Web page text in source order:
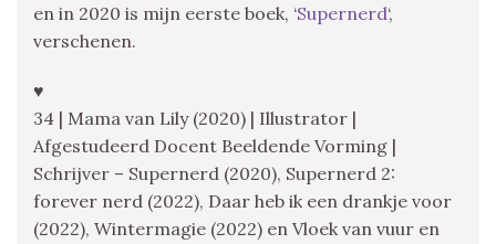
en in 2020 is mijn eerste boek, ‘Supernerd‘,
verschenen.
♥
34 | Mama van Lily (2020) | Illustrator |
Afgestudeerd Docent Beeldende Vorming |
Schrijver – Supernerd (2020), Supernerd 2:
forever nerd (2022), Daar heb ik een drankje voor
(2022), Wintermagie (2022) en Vloek van vuur en